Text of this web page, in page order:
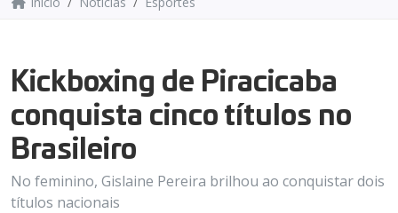
Kickboxing de Piracicaba
conquista cinco títulos no
Brasileiro
No feminino, Gislaine Pereira brilhou ao conquistar dois
títulos nacionais